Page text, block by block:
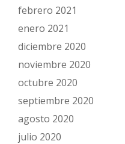
febrero 2021
enero 2021
diciembre 2020
noviembre 2020
octubre 2020
septiembre 2020
agosto 2020
julio 2020